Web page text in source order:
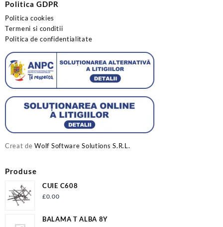
Politica GDPR
Politica cookies
Termeni si conditii
Politica de confidentialitate
Creat deWolf Software Solutions S.R.L.
Produse
CUIE C608
£0.00
BALAMA T ALBA 8Y